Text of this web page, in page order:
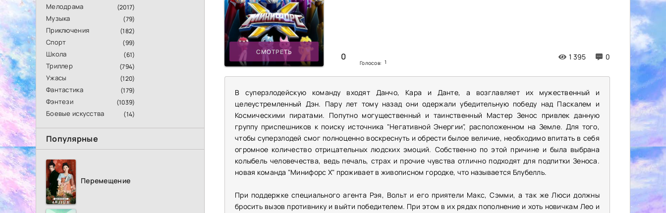
Мелодрама (2017)
Музыка (79)
Приключения (182)
Спорт (99)
Школа (61)
Триллер (794)
Ужасы (120)
Фантастика (179)
Фэнтези (1039)
Боевые искусства (14)
Популярные
Перемещение
СМОТРЕТЬ 0
Голосов: 1
1 395 0
В суперзлодейскую команду входят Данчо, Кара и Данте, а возглавляет их мужественный и
целеустремленный Дэн. Пару лет тому назад они одержали убедительную победу над Паскалем и
Космическими пиратами. Попутно могущественный и таинственный Мастер Зенос привлек данную
группу приспешников к поиску источника "Негативной Энергии", расположенном на Земле. Для того,
чтобы суперзлодей смог полноценно воскреснуть и обрести былое величие, необходимо впитать в себя
огромное количество отрицательных людских эмоций. Собственно по этой причине и была выбрана
колыбель человечества, ведь печаль, страх и прочие чувства отлично подходят для подпитки Зеноса.
новая команда "Минифорс X" проживает в живописном городке, что называется Блубелль.
При поддержке специального агента Рэя, Вольт и его приятели Макс, Сэмми, а так же Люси должны
бросить вызов противнику и выйти победителем. При этом в их рядах пополнение и хоть новичкам Лео и